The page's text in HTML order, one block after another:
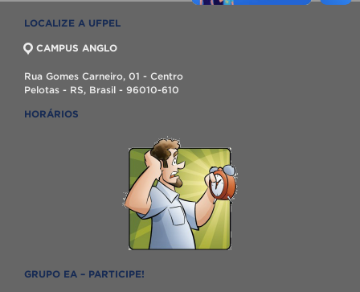
LOCALIZE A UFPEL
CAMPUS ANGLO
Rua Gomes Carneiro, 01 - Centro
Pelotas - RS, Brasil - 96010-610
HORÁRIOS
GRUPO EA – PARTICIPE!